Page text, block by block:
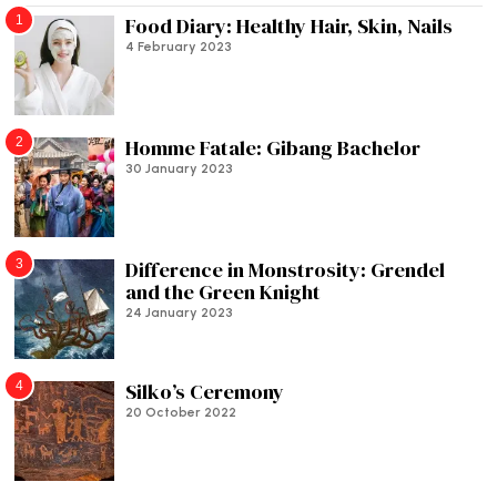
1 Food Diary: Healthy Hair, Skin, Nails
4 February 2023
2 Homme Fatale: Gibang Bachelor
30 January 2023
3
Difference in Monstrosity: Grendel
and the Green Knight
24 January 2023
4 Silko’s Ceremony
20 October 2022